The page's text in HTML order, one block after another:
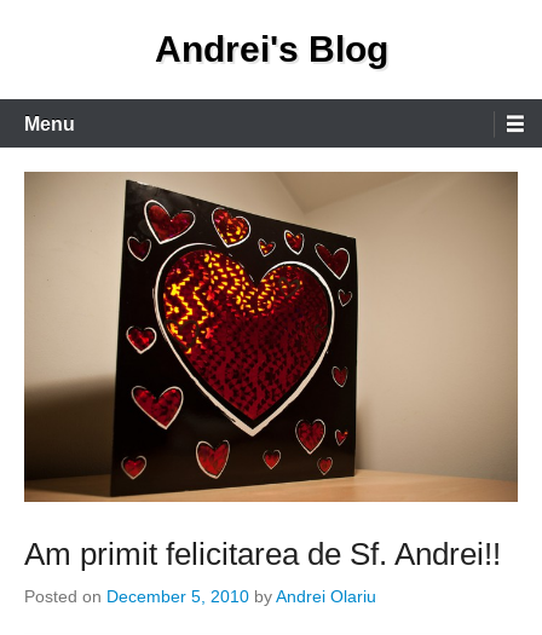
Andrei's Blog
Primary
Menu
Menu
Am primit felicitarea de Sf. Andrei!!
Posted on December 5, 2010 byAndrei Olariu